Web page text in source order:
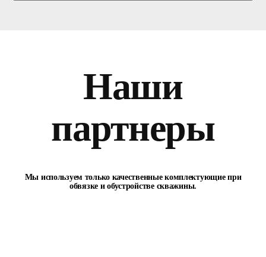
Наши
партнеры
Мы используем только качественные комплектующие при
обвязке и обустройстве скважины.